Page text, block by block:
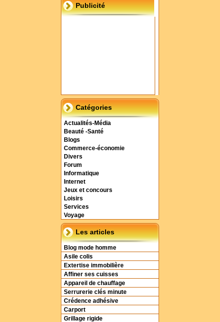
Publicité
Catégories
Actualités-Média
Beauté -Santé
Blogs
Commerce-économie
Divers
Forum
Informatique
Internet
Jeux et concours
Loisirs
Services
Voyage
Les articles
Blog mode homme
Asile colis
Extertise immobilière
Affiner ses cuisses
Appareil de chauffage
Serrurerie clés minute
Crédence adhésive
Carport
Grillage rigide